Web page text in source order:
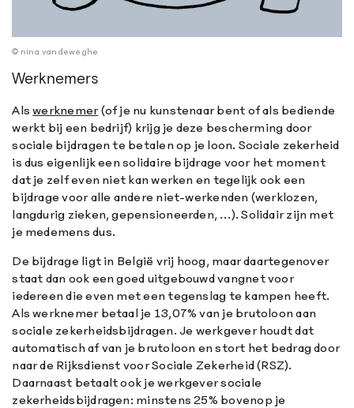
© nina vandeweghe
Werknemers
Alswerknemer(of je nu kunstenaar bent of als bediende
werkt bij een bedrijf) krijg je deze bescherming door
sociale bijdragen te betalen op je loon. Sociale zekerheid
is dus eigenlijk een solidaire bijdrage voor het moment
dat je zelf even niet kan werken en tegelijk ook een
bijdrage voor alle andere niet-werkenden (werklozen,
langdurig zieken, gepensioneerden, …). Solidair zijn met
je medemens dus.
De bijdrage ligt in België vrij hoog, maar daartegenover
staat dan ook een goed uitgebouwd vangnet voor
iedereen die even met een tegenslag te kampen heeft.
Als werknemer betaal je 13,07% van je brutoloon aan
sociale zekerheidsbijdragen. Je werkgever houdt dat
automatisch af van je brutoloon en stort het bedrag door
naar de Rijksdienst voor Sociale Zekerheid (RSZ).
Daarnaast betaalt ook je werkgever sociale
zekerheidsbijdragen: minstens 25% bovenop je